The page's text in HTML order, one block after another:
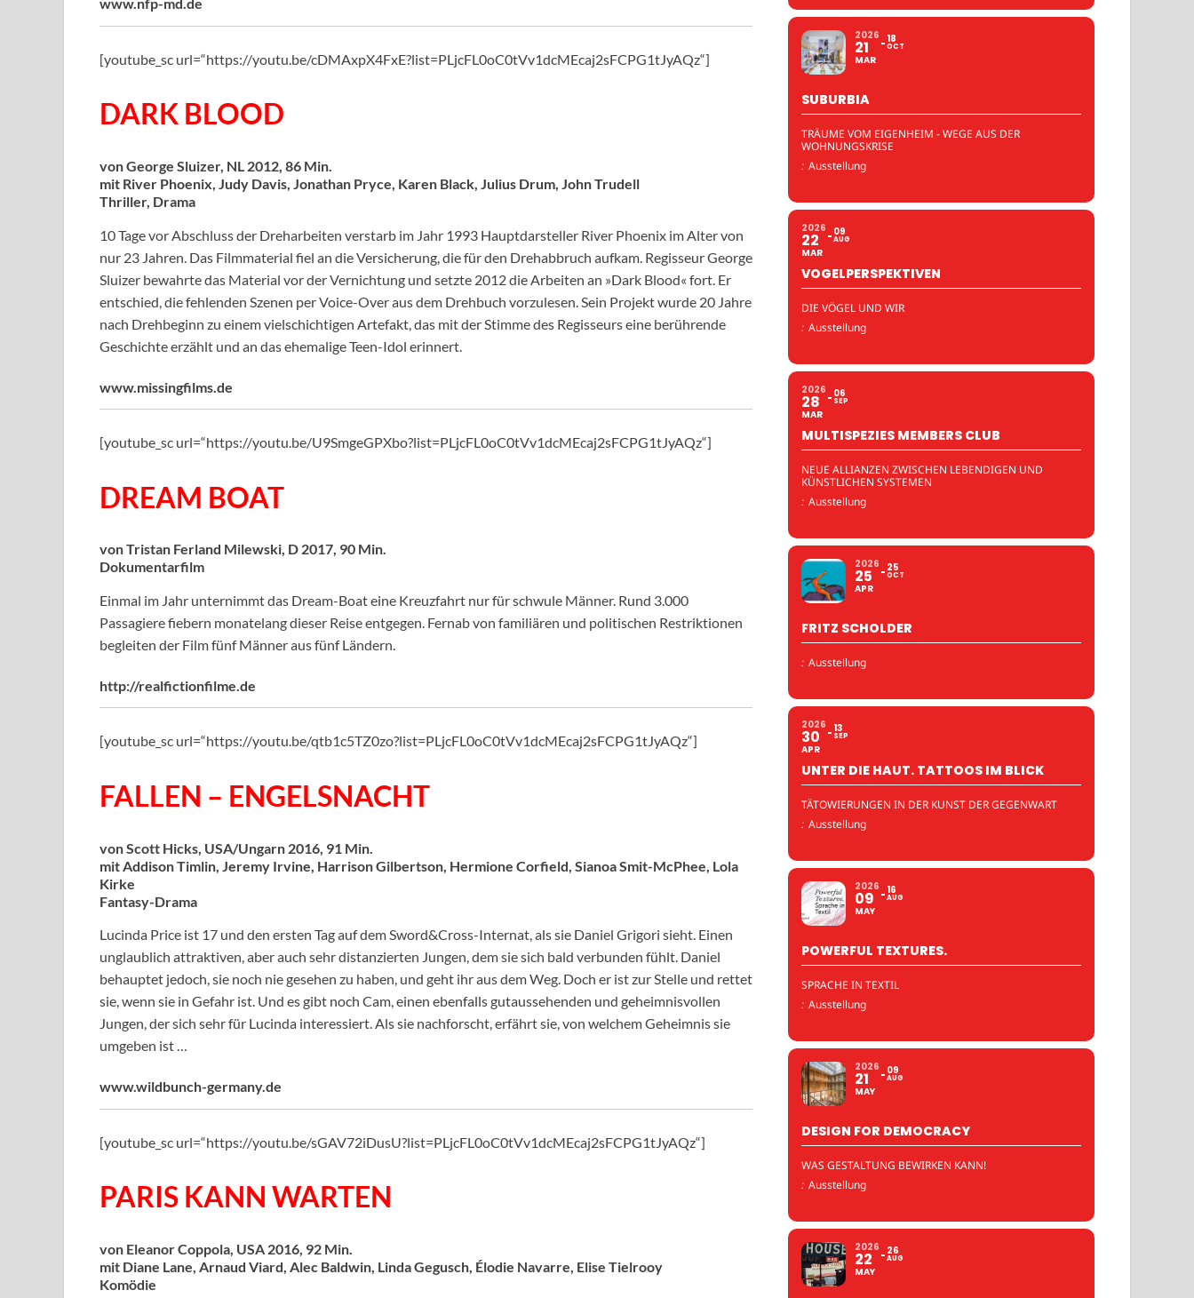
[youtube_sc url=“https://youtu.be/cDMAxpX4FxE?list=PLjcFL0oC0tVv1dcMEcaj2sFCPG1tJyAQz“]
DARK BLOOD
von George Sluizer, NL 2012, 86 Min.
mit River Phoenix, Judy Davis, Jonathan Pryce, Karen Black, Julius Drum, John Trudell
Thriller, Drama
10 Tage vor Abschluss der Dreharbeiten verstarb im Jahr 1993 Hauptdarsteller River Phoenix im Alter von
nur 23 Jahren. Das Filmmaterial fiel an die Versicherung, die für den Drehabbruch aufkam. Regisseur George
Sluizer bewahrte das Material vor der Vernichtung und setzte 2012 die Arbeiten an »Dark Blood« fort. Er
entschied, die fehlenden Szenen per Voice-Over aus dem Drehbuch vorzulesen. Sein Projekt wurde 20 Jahre
nach Drehbeginn zu einem vielschichtigen Artefakt, das mit der Stimme des Regisseurs eine berührende
Geschichte erzählt und an das ehemalige Teen-Idol erinnert.
www.missingfilms.de
[youtube_sc url=“https://youtu.be/U9SmgeGPXbo?list=PLjcFL0oC0tVv1dcMEcaj2sFCPG1tJyAQz“]
DREAM BOAT
von Tristan Ferland Milewski, D 2017, 90 Min.
Dokumentarfilm
Einmal im Jahr unternimmt das Dream-Boat eine Kreuzfahrt nur für schwule Männer. Rund 3.000
Passagiere fiebern monatelang dieser Reise entgegen. Fernab von familiären und politischen Restriktionen
begleiten der Film fünf Männer aus fünf Ländern.
http://realfictionfilme.de
[youtube_sc url=“https://youtu.be/qtb1c5TZ0zo?list=PLjcFL0oC0tVv1dcMEcaj2sFCPG1tJyAQz“]
FALLEN – ENGELSNACHT
von Scott Hicks, USA/Ungarn 2016, 91 Min.
mit Addison Timlin, Jeremy Irvine, Harrison Gilbertson, Hermione Corfield, Sianoa Smit-McPhee, Lola
Kirke
Fantasy-Drama
Lucinda Price ist 17 und den ersten Tag auf dem Sword&Cross-Internat, als sie Daniel Grigori sieht. Einen
unglaublich attraktiven, aber auch sehr distanzierten Jungen, dem sie sich bald verbunden fühlt. Daniel
behauptet jedoch, sie noch nie gesehen zu haben, und geht ihr aus dem Weg. Doch er ist zur Stelle und rettet
sie, wenn sie in Gefahr ist. Und es gibt noch Cam, einen ebenfalls gutaussehenden und geheimnisvollen
Jungen, der sich sehr für Lucinda interessiert. Als sie nachforscht, erfährt sie, von welchem Geheimnis sie
umgeben ist …
www.wildbunch-germany.de
[youtube_sc url=“https://youtu.be/sGAV72iDusU?list=PLjcFL0oC0tVv1dcMEcaj2sFCPG1tJyAQz“]
PARIS KANN WARTEN
von Eleanor Coppola, USA 2016, 92 Min.
mit Diane Lane, Arnaud Viard, Alec Baldwin, Linda Gegusch, Élodie Navarre, Elise Tielrooy
Komödie
2026
21
MAR
18
OCT
SUBURBIA
TRÄUME VOM EIGENHEIM - WEGE AUS DER
WOHNUNGSKRISE
: Ausstellung
2026
22
MAR
09
AUG
VOGELPERSPEKTIVEN
DIE VÖGEL UND WIR
: Ausstellung
2026
28
MAR
06
SEP
MULTISPEZIES MEMBERS CLUB
NEUE ALLIANZEN ZWISCHEN LEBENDIGEN UND
KÜNSTLICHEN SYSTEMEN
: Ausstellung
2026
25
APR
25
OCT
FRITZ SCHOLDER
: Ausstellung
2026
30
APR
13
SEP
UNTER DIE HAUT. TATTOOS IM BLICK
TÄTOWIERUNGEN IN DER KUNST DER GEGENWART
: Ausstellung
2026
09
MAY
16
AUG
POWERFUL TEXTURES.
SPRACHE IN TEXTIL
: Ausstellung
2026
21
MAY
09
AUG
DESIGN FOR DEMOCRACY
WAS GESTALTUNG BEWIRKEN KANN!
: Ausstellung
2026
22
MAY
26
AUG